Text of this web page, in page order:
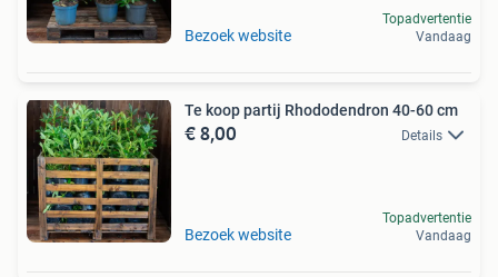
Bezoek website
Topadvertentie
Vandaag
Te koop partij Rhododendron 40-60 cm
€ 8,00 Details
Bezoek website
Topadvertentie
Vandaag